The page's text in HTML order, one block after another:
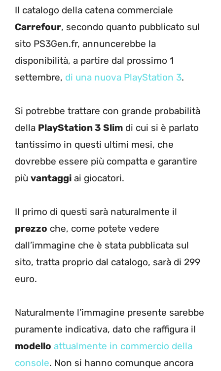
Il catalogo della catena commerciale
Carrefour, secondo quanto pubblicato sul
sito PS3Gen.fr, annuncerebbe la
disponibilità, a partire dal prossimo 1
settembre, di una nuova PlayStation 3.
Si potrebbe trattare con grande probabilità
della PlayStation 3 Slim di cui si è parlato
tantissimo in questi ultimi mesi, che
dovrebbe essere più compatta e garantire
più vantaggi ai giocatori.
Il primo di questi sarà naturalmente il
prezzo che, come potete vedere
dall’immagine che è stata pubblicata sul
sito, tratta proprio dal catalogo, sarà di 299
euro.
Naturalmente l’immagine presente sarebbe
puramente indicativa, dato che raffigura il
modello attualmente in commercio della
console. Non si hanno comunque ancora